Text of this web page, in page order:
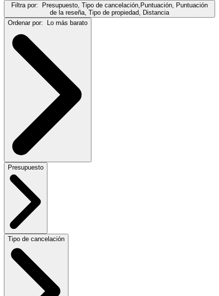
Filtra por: Presupuesto, Tipo de cancelación,Puntuación, Puntuación
de la reseña, Tipo de propiedad, Distancia
Ordenar por: Lo más barato
Presupuesto
Tipo de cancelación